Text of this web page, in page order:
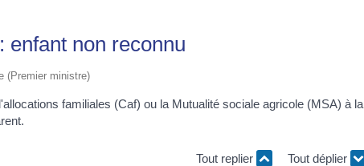
non reconnu
(Premier ministre)
familiales (Caf) ou la Mutualité sociale agricole (MSA) à la
Tout replier Tout déplier